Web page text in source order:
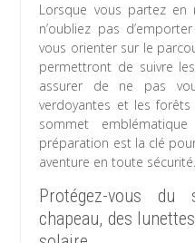
Lorsque vous partez en
n’oubliez pas
vous orienter sur le
permettront de suivre
assurer de ne pas
verdoyantes et les
sommet
préparation est la clé
aventure en toute sécurité.
Protégez-vous
chapeau, des